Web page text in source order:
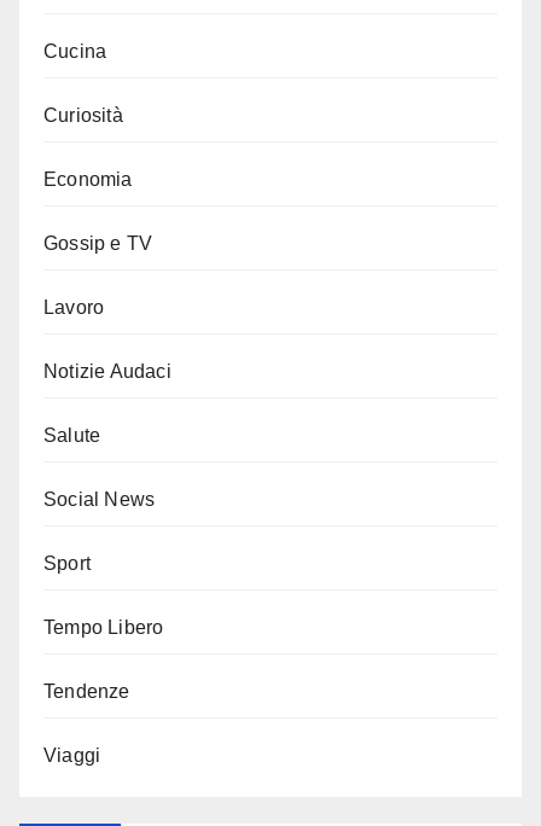
Cucina
Curiosità
Economia
Gossip e TV
Lavoro
Notizie Audaci
Salute
Social News
Sport
Tempo Libero
Tendenze
Viaggi